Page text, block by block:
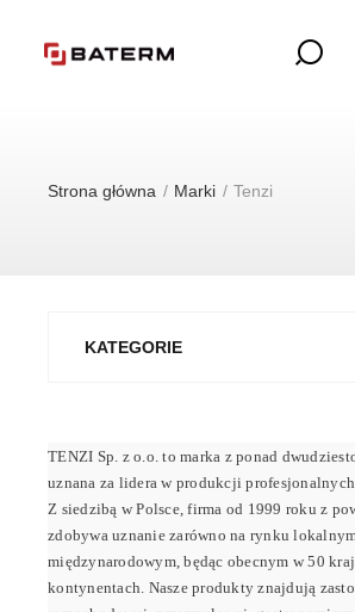
Strona główna Marki Tenzi
KATEGORIE
TENZI Sp. z o.o. to marka z ponad
uznana za lidera w produkcji
Z siedzibą w Polsce, firma od 1999 roku z
zdobywa uznanie zarówno na rynku
międzynarodowym, będąc obecnym w 50
kontynentach. Nasze produkty znajdują